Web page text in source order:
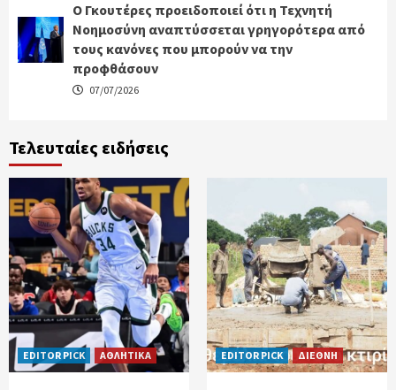
Ο Γκουτέρες προειδοποιεί ότι η Τεχνητή
Νοημοσύνη αναπτύσσεται γρηγορότερα από
τους κανόνες που μπορούν να την
προφθάσουν
07/07/2026
Τελευταίες ειδήσεις
EDITOR PICK ΑΘΛΗΤΙΚΑ EDITOR PICK ΔΙΕΘΝΗ